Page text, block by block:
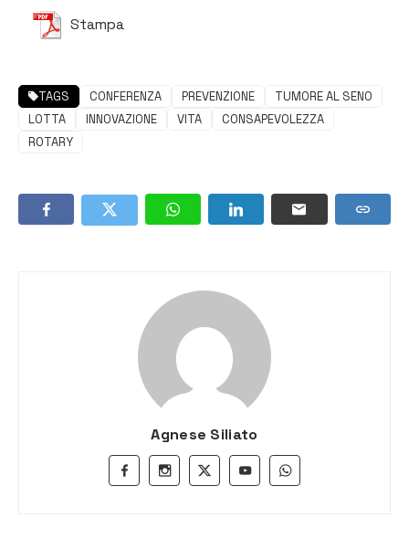
Stampa
TAGS CONFERENZA PREVENZIONE
TUMORE AL SENO
LOTTA
INNOVAZIONE VITA
CONSAPEVOLEZZA
ROTARY
Agnese Siliato